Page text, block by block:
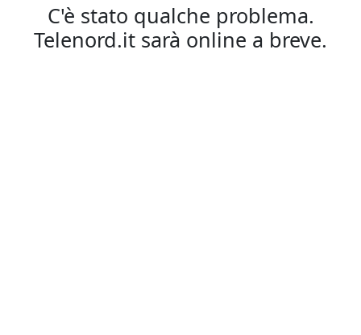
C'è stato qualche problema.
Telenord.it sarà online a breve.